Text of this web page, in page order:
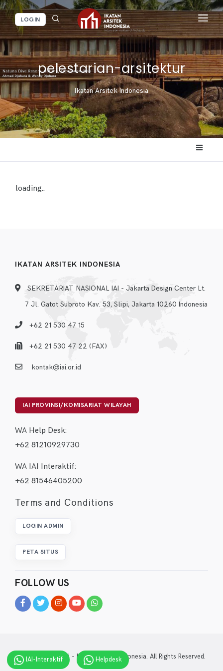
IAI-Interaktif Helpdesk
LOGIN
BERANDA
BERITA / KEGIATAN
LAYANAN IAI
INFORMASI
pelestarian-arsitektur
Ikatan Arsitek Indonesia
loading..
IKATAN ARSITEK INDONESIA
SEKRETARIAT NASIONAL IAI - Jakarta Design Center Lt.
7 Jl. Gatot Subroto Kav. 53, Slipi, Jakarta 10260 Indonesia
+62 21 530 47 15
+62 21 530 47 22 (FAX)
kontak@iai.or.id
IAI PROVINSI/KOMISARIAT WILAYAH
WA Help Desk:
+62 81210929730
WA IAI Interaktif:
+62 81546405200
Terms and Conditions
LOGIN ADMIN
PETA SITUS
FOLLOW US
© 2022-2026 IAI - Ikatan Arsitek indonesia. All Rights Reserved.